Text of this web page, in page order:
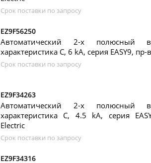
Срок поставки по запросу
EZ9F56250
Автоматический 2-х полюсный
характеристика C, 6 kA, серия EASY9,
Срок поставки по запросу
EZ9F34263
Автоматический 2-х полюсный
характеристика C, 4.5 kA, серия
Electric
Срок поставки по запросу
EZ9F34316